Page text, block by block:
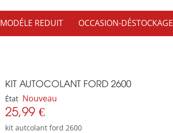
MODÉLE REDUIT OCCASION-DÉSTOCKAGE
KIT AUTOCOLANT FORD 2600
État Nouveau
25,99 €
kit autcolant ford 2600